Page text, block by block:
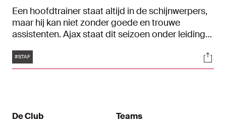
Een hoofdtrainer staat altijd in de schijnwerpers,
maar hij kan niet zonder goede en trouwe
assistenten. Ajax staat dit seizoen onder leiding
en de volledige toewijding heeft van de
Spanjaard Felipe Sanchez Mateos, de
werken in Amsterdam en onder Farioli? Tijd voor
Tags
#STAF
De Club
Teams